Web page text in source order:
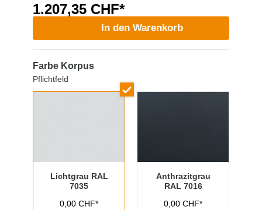
1.207,35 CHF*
In den Warenkorb
Farbe Korpus
Pflichtfeld
Lichtgrau RAL
7035
0,00 CHF*
Anthrazitgrau
RAL 7016
0,00 CHF*